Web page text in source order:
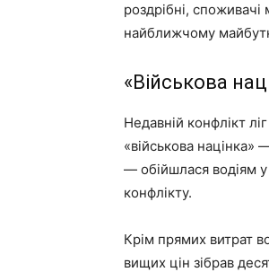
роздрібні,
найближчому
«Військова
Недавній конфлікт
«військова націнка»
— обійшлася водіям у
конфлікту.
Крім прямих витрат
вищих цін зібрав